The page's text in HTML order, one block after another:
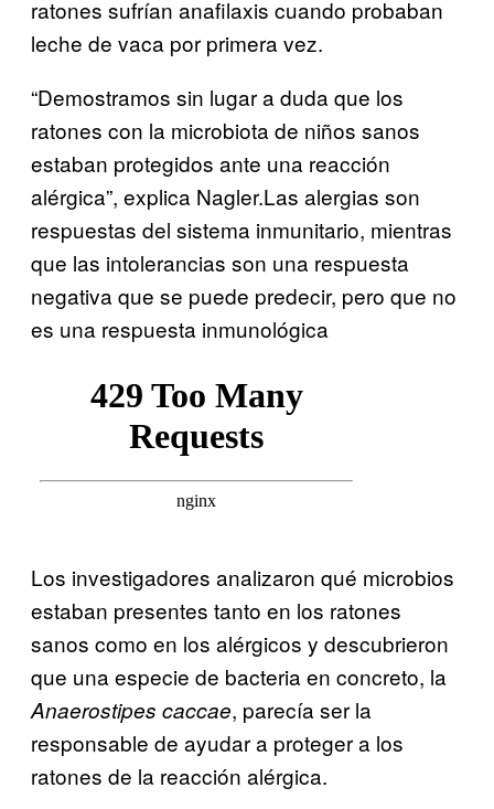
ratones sufrían anafilaxis cuando probaban
leche de vaca por primera vez.
“Demostramos sin lugar a duda que los
ratones con la microbiota de niños sanos
estaban protegidos ante una reacción
alérgica”, explica Nagler.Las alergias son
respuestas del sistema inmunitario, mientras
que las intolerancias son una respuesta
negativa que se puede predecir, pero que no
es una respuesta inmunológica
Los investigadores analizaron qué microbios
estaban presentes tanto en los ratones
sanos como en los alérgicos y descubrieron
que una especie de bacteria en concreto, la
Anaerostipes caccae, parecía ser la
responsable de ayudar a proteger a los
ratones de la reacción alérgica.